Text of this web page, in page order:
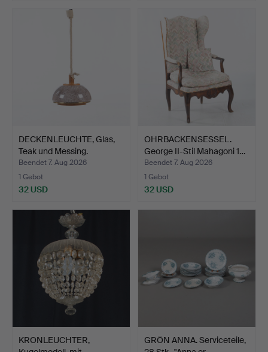
DECKENLEUCHTE, Glas,
Teak und Messing.
Beendet 7. Aug 2026
1 Gebot
32 USD
OHRBACKENSESSEL.
George II-Stil Mahagoni 1…
Beendet 7. Aug 2026
1 Gebot
32 USD
KRONLEUCHTER,
GRÖN ANNA. Serviceteile,